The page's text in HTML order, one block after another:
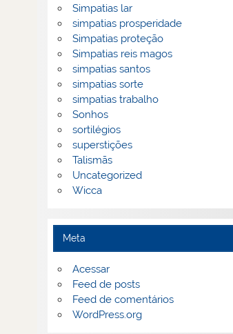
Simpatias lar
simpatias prosperidade
Simpatias proteção
Simpatias reis magos
simpatias santos
simpatias sorte
simpatias trabalho
Sonhos
sortilégios
superstições
Talismãs
Uncategorized
Wicca
Meta
Acessar
Feed de posts
Feed de comentários
WordPress.org